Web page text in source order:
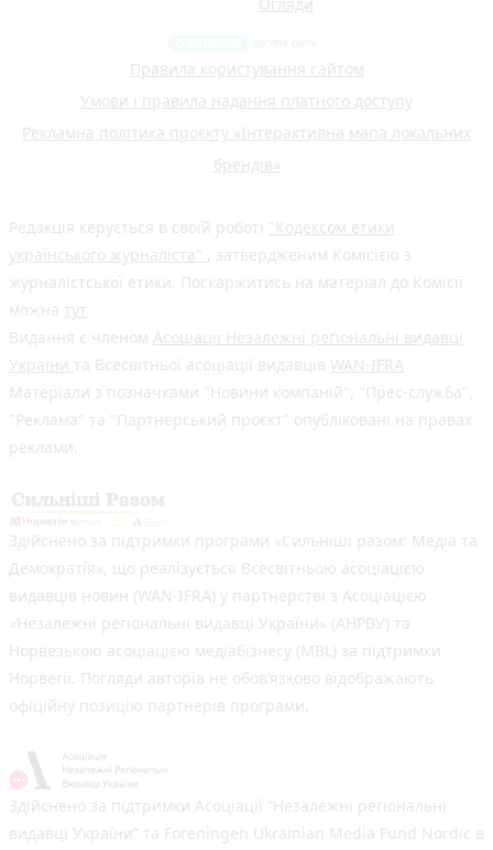
Правила користування сайтом
Умови і правила надання платного доступу
Рекламна політика проєкту «Інтерактивна мапа локальних
брендів»
Редакція керується в своїй роботі "Кодексом етики
українського журналіста" , затвердженим Комісією з
журналістської етики. Поскаржитись на матеріал до Комісії
можна тут
Видання є членом Асоціації Незалежні регіональні видавці
України та Всесвітньої асоціації видавців WAN-IFRA
Матеріали з позначками "Новини компаній", "Прес-служба",
"Реклама" та "Партнерський проєкт" опубліковані на правах
реклами.
Здійснено за підтримки програми «Сильніші разом: Медіа та
Демократія», що реалізується Всесвітньою асоціацією
видавців новин (WAN-IFRA) у партнерстві з Асоціацією
«Незалежні регіональні видавці України» (АНРВУ) та
Норвезькою асоціацією медіабізнесу (MBL) за підтримки
Норвегії. Погляди авторів не обов’язково відображають
офіційну позицію партнерів програми.
Здійснено за підтримки Асоціації “Незалежні регіональні
видавці України” та Foreningen Ukrainian Media Fund Nordic в